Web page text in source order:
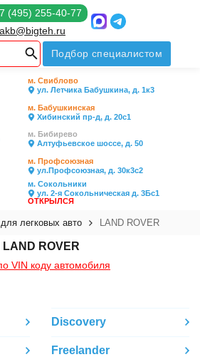
(495) 255-40-77
akb@bigteh.ru
Подбор специалистом
м. Свиблово
ул. Летчика Бабушкина, д. 1к3
м. Бабушкинская
Хибинский пр-д, д. 20с1
м. Бибирево
Алтуфьевское шоссе, д. 50
м. Профсоюзная
ул.Профсоюзная, д. 30к3с2
м. Сокольники
ул. 2-я Сокольническая д. 3Бс1
ОТКРЫЛСЯ
легковых авто LAND ROVER
ROVER
VIN коду автомобиля
Discovery
Freelander